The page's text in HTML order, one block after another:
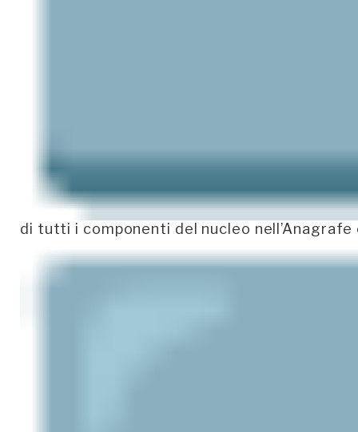
di tutti i componenti del nucleo